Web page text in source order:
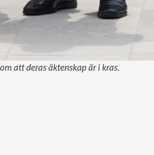
att deras äktenskap är i kras.